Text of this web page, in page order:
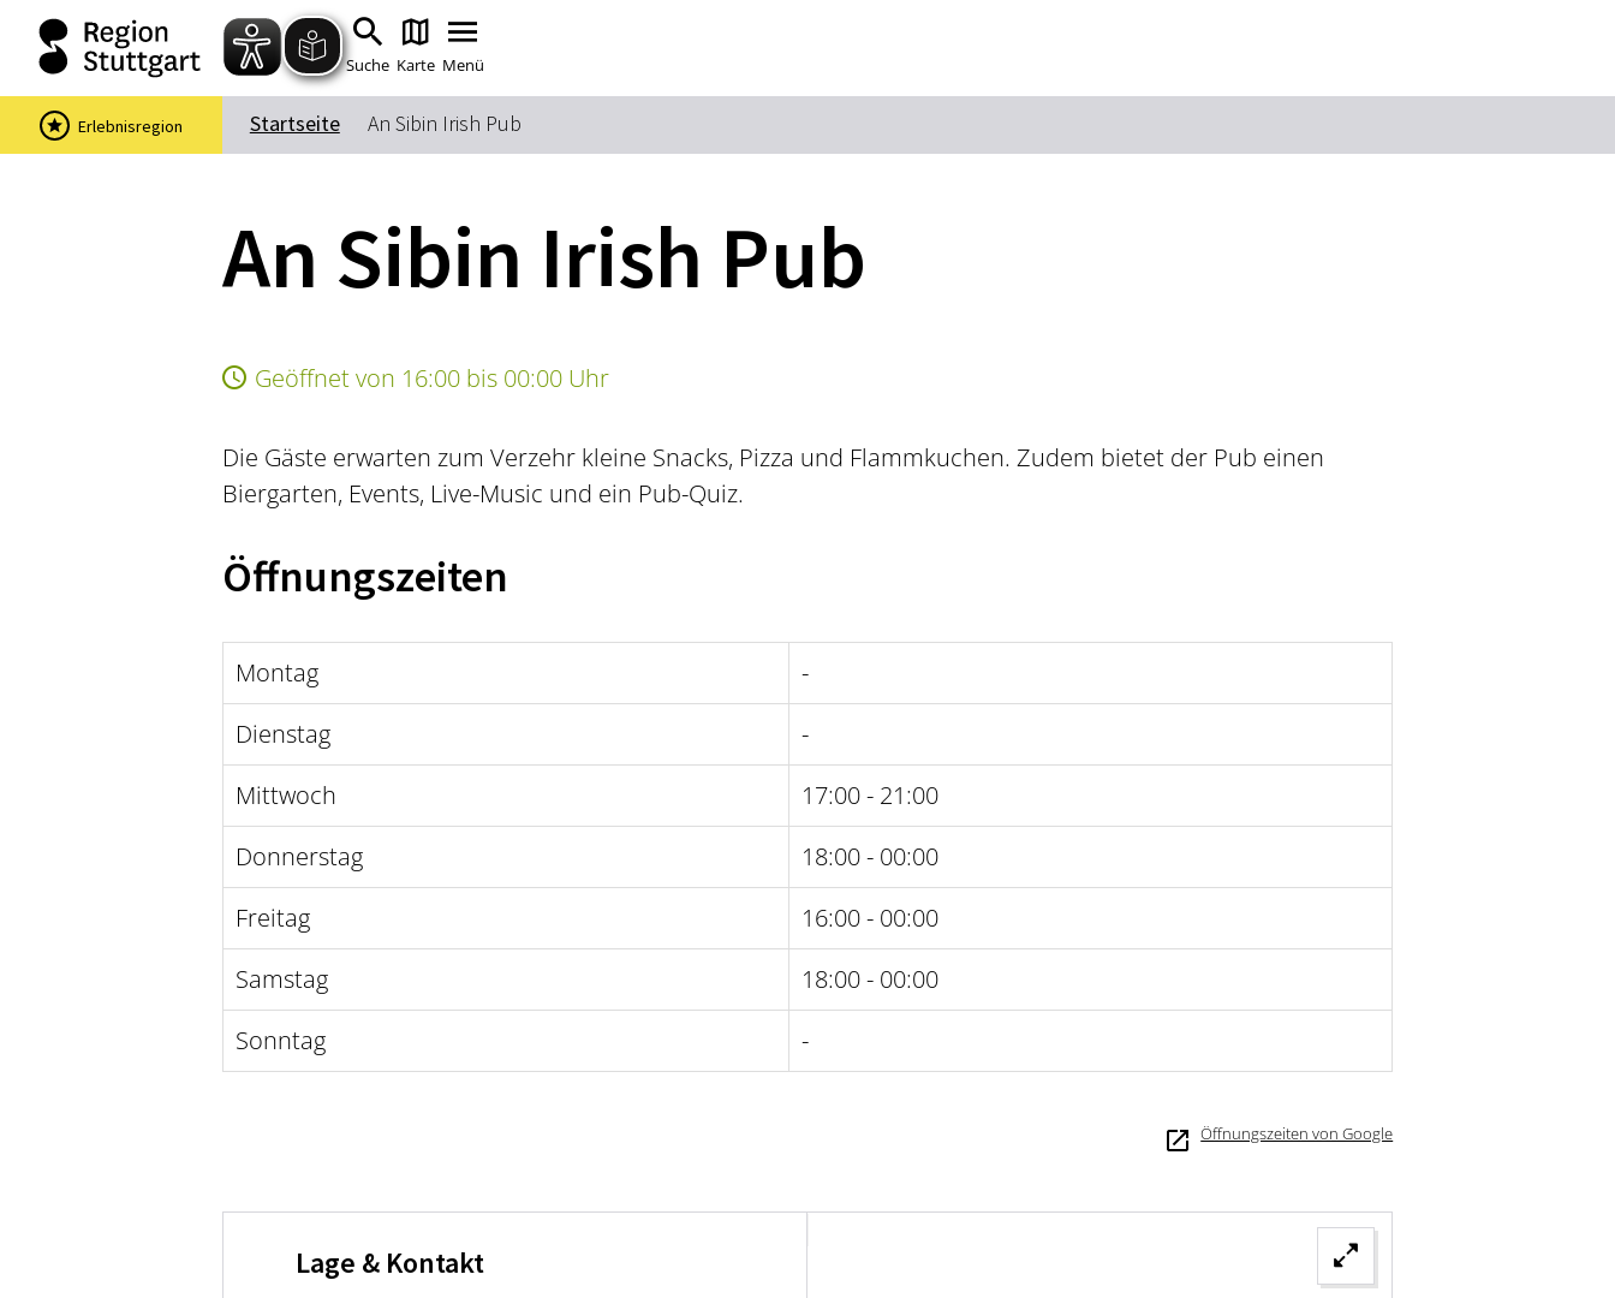
Suche Karte Menü
Suchbegriff
Startseite An Sibin Irish Pub
Erlebnisregion
An Sibin Irish Pub
Geöffnet von 16:00 bis 00:00 Uhr
Die Gäste erwarten zum Verzehr kleine Snacks, Pizza und Flammkuchen. Zudem bietet der Pub einen
Biergarten, Events, Live-Music und ein Pub-Quiz.
Öffnungszeiten
Montag
-
Dienstag
-
Mittwoch
17:00 - 21:00
Donnerstag
18:00 - 00:00
Freitag
16:00 - 00:00
Samstag
18:00 - 00:00
Sonntag
-
Öffnungszeiten von Google
Lage & Kontakt